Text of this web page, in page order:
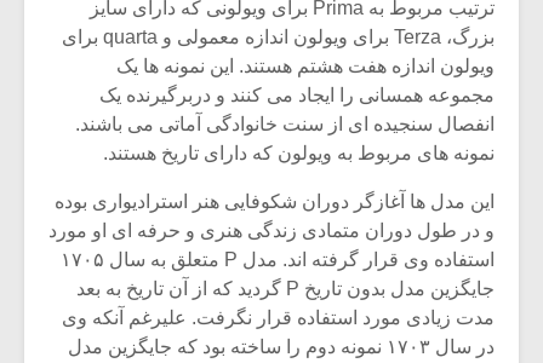
ترتیب مربوط به Prima برای ویولونی که دارای سایز
بزرگ، Terza برای ویولون اندازه معمولی و quarta برای
ویولون اندازه هفت هشتم هستند. این نمونه ها یک
مجموعه همسانی را ایجاد می کنند و دربرگیرنده یک
انفصال سنجیده ای از سنت خانوادگی آماتی می باشند.
نمونه های مربوط به ویولون که دارای تاریخ هستند.
این مدل ها آغازگر دوران شکوفایی هنر استرادیواری بوده
و در طول دوران متمادی زندگی هنری و حرفه ای او مورد
استفاده وی قرار گرفته اند. مدل P متعلق به سال ۱۷۰۵
جایگزین مدل بدون تاریخ P گردید که از آن تاریخ به بعد
مدت زیادی مورد استفاده قرار نگرفت. علیرغم آنکه وی
در سال ۱۷۰۳ نمونه دوم را ساخته بود که جایگزین مدل